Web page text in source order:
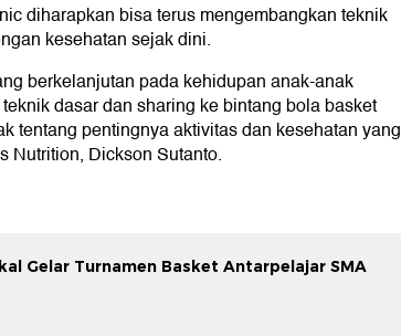
diharapkan bisa terus mengembangkan teknik
kesehatan sejak dini.
berkelanjutan pada kehidupan anak-anak
dasar dan sharing ke bintang bola basket
tentang pentingnya aktivitas dan kesehatan yang
Nutrition, Dickson Sutanto.
Gelar Turnamen Basket Antarpelajar SMA